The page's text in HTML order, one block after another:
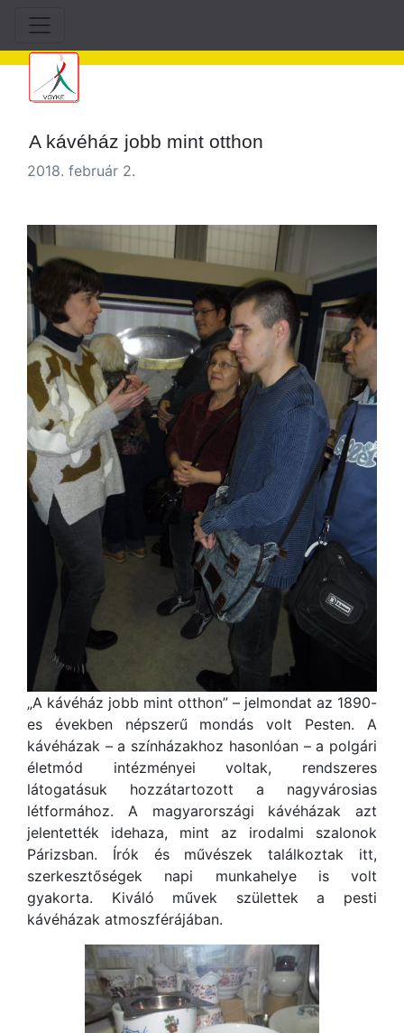
A kávéház jobb mint otthon
2018. február 2.
„A kávéház jobb mint otthon” – jelmondat az 1890-
es években népszerű mondás volt Pesten. A
kávéházak – a színházakhoz hasonlóan – a polgári
életmód intézményei voltak, rendszeres
látogatásuk hozzátartozott a nagyvárosias
létformához. A magyarországi kávéházak azt
jelentették idehaza, mint az irodalmi szalonok
Párizsban. Írók és művészek találkoztak itt,
szerkesztőségek napi munkahelye is volt
gyakorta. Kiváló művek születtek a pesti
kávéházak atmoszférájában.